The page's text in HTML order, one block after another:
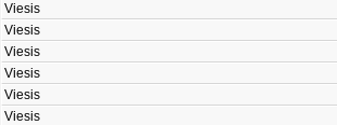
Viesis
Viesis
Viesis
Viesis
Viesis
Viesis